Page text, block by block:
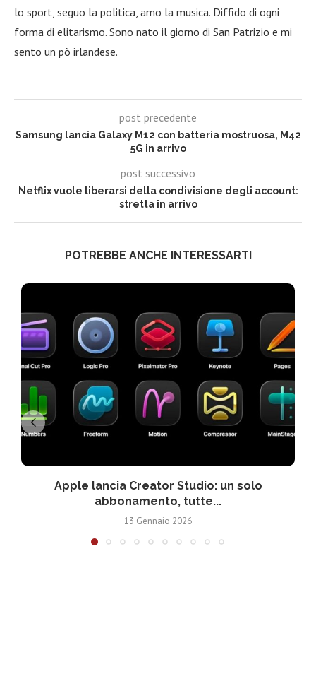
lo sport, seguo la politica, amo la musica. Diffido di ogni
forma di elitarismo. Sono nato il giorno di San Patrizio e mi
sento un pò irlandese.
post precedente
Samsung lancia Galaxy M12 con batteria mostruosa, M42
5G in arrivo
post successivo
Netflix vuole liberarsi della condivisione degli account:
stretta in arrivo
POTREBBE ANCHE INTERESSARTI
Apple lancia Creator Studio: un solo
abbonamento, tutte...
13 Gennaio 2026